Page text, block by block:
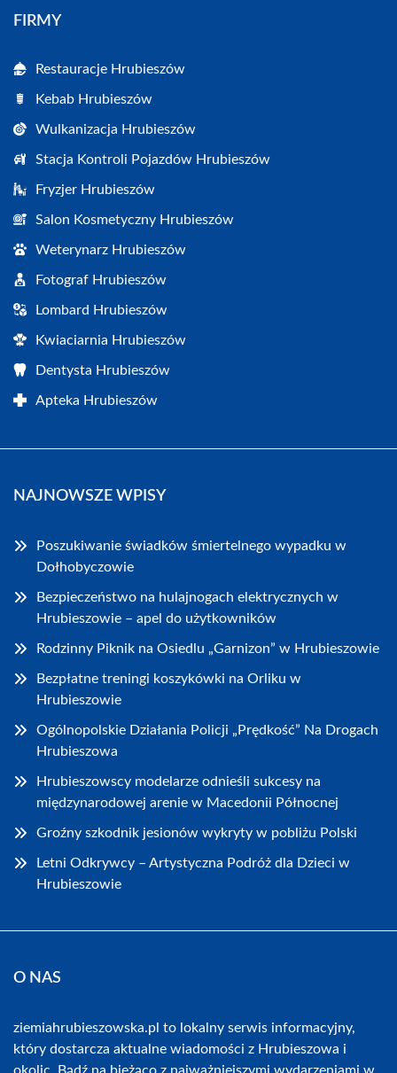
FIRMY
Restauracje Hrubieszów
Kebab Hrubieszów
Wulkanizacja Hrubieszów
Stacja Kontroli Pojazdów Hrubieszów
Fryzjer Hrubieszów
Salon Kosmetyczny Hrubieszów
Weterynarz Hrubieszów
Fotograf Hrubieszów
Lombard Hrubieszów
Kwiaciarnia Hrubieszów
Dentysta Hrubieszów
Apteka Hrubieszów
NAJNOWSZE WPISY
Poszukiwanie świadków śmiertelnego wypadku w
Dołhobyczowie
Bezpieczeństwo na hulajnogach elektrycznych w
Hrubieszowie – apel do użytkowników
Rodzinny Piknik na Osiedlu „Garnizon” w Hrubieszowie
Bezpłatne treningi koszykówki na Orliku w
Hrubieszowie
Ogólnopolskie Działania Policji „Prędkość” Na Drogach
Hrubieszowa
Hrubieszowscy modelarze odnieśli sukcesy na
międzynarodowej arenie w Macedonii Północnej
Groźny szkodnik jesionów wykryty w pobliżu Polski
Letni Odkrywcy – Artystyczna Podróż dla Dzieci w
Hrubieszowie
O NAS
ziemiahrubieszowska.pl to lokalny serwis informacyjny,
który dostarcza aktualne wiadomości z Hrubieszowa i